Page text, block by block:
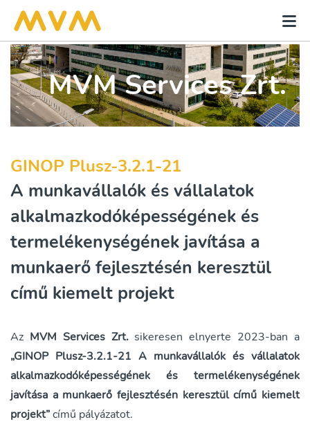
MVM Services Zrt.
GINOP Plusz-3.2.1-21
A munkavállalók és vállalatok
alkalmazkodóképességének és
termelékenységének javítása a
munkaerő fejlesztésén keresztül
című kiemelt projekt
Az MVM Services Zrt.sikeresen elnyerte 2023-ban a
„GINOP Plusz-3.2.1-21 A munkavállalók és vállalatok
alkalmazkodóképességének és termelékenységének
javítása a munkaerő fejlesztésén keresztül című kiemelt
projekt”című pályázatot.